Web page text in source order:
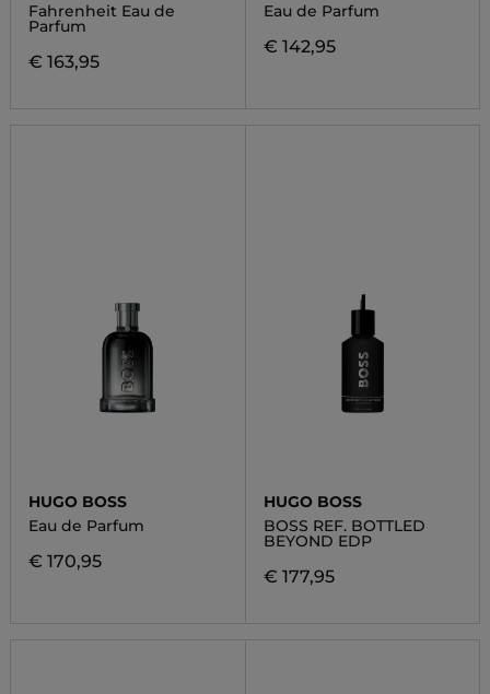
Fahrenheit Eau de
Parfum
€ 163,95
Eau de Parfum
€ 142,95
HUGO BOSS
Eau de Parfum
€ 170,95
HUGO BOSS
BOSS REF. BOTTLED
BEYOND EDP
€ 177,95